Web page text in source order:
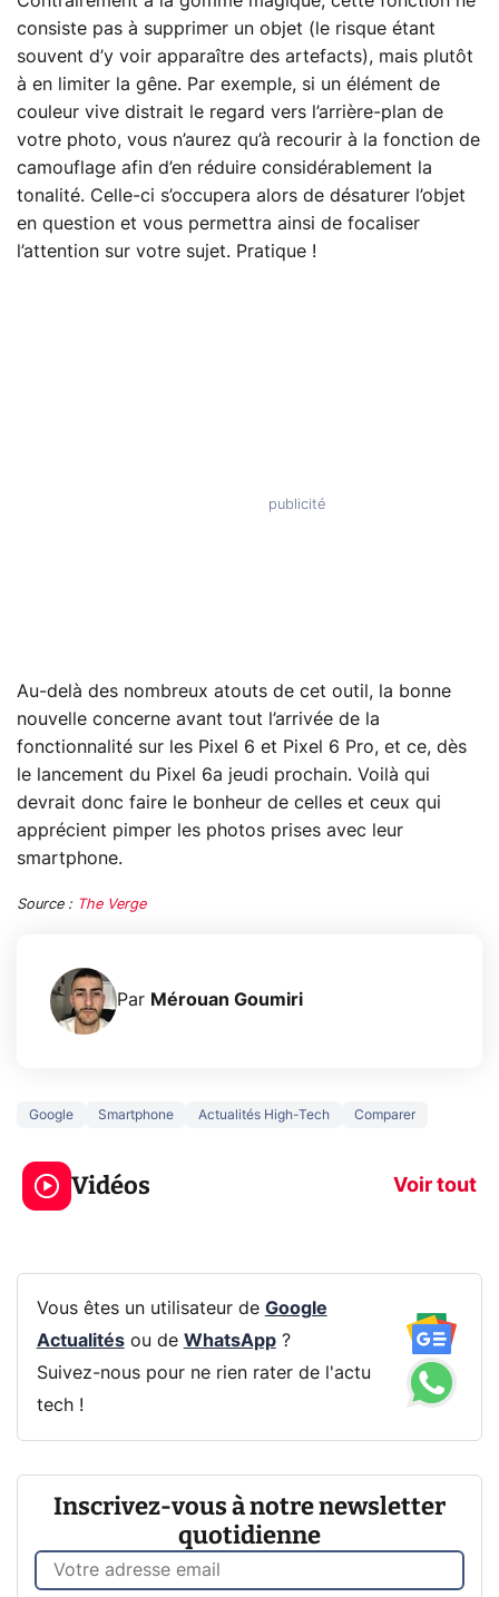
consiste pas à supprimer un objet (le risque étant
souvent d’y voir apparaître des artefacts), mais plutôt
à en limiter la gêne. Par exemple, si un élément de
couleur vive distrait le regard vers l’arrière-plan de
votre photo, vous n’aurez qu’à recourir à la fonction de
camouflage afin d’en réduire considérablement la
tonalité. Celle-ci s’occupera alors de désaturer l’objet
en question et vous permettra ainsi de focaliser
l’attention sur votre sujet. Pratique !
Au-delà des nombreux atouts de cet outil, la bonne
nouvelle concerne avant tout l’arrivée de la
fonctionnalité sur les Pixel 6 et Pixel 6 Pro, et ce, dès
le lancement du Pixel 6a jeudi prochain. Voilà qui
devrait donc faire le bonheur de celles et ceux qui
apprécient pimper les photos prises avec leur
smartphone.
Source : The Verge
Par Mérouan Goumiri
Google Smartphone Actualités High-Tech Comparer
Vidéos Voir tout
5 générations de
jeux dans la
prochaine Xbox !
Ce que vous
navigation
Vous êtes un utilisateur de Google
Actualitésou de WhatsApp?
Suivez-nous pour ne rien rater de l'actu
tech !
Inscrivez-vous à notre newsletter
quotidienne